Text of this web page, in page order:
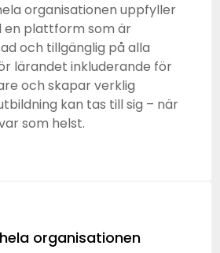
organisationen uppfyller
en plattform som är
och tillgänglig på alla
lärandet inkluderande för
och skapar verklig
kan tas till sig – när
som helst.
organisationen